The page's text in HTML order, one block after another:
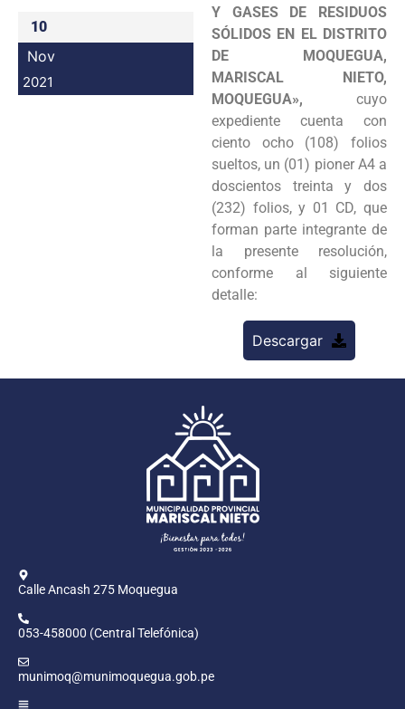
10
Nov
2021
Y GASES DE RESIDUOS
SÓLIDOS EN EL DISTRITO
DE MOQUEGUA,
MARISCAL NIETO,
MOQUEGUA», cuyo
expediente cuenta con
ciento ocho (108) folios
sueltos, un (01) pioner A4 a
doscientos treinta y dos
(232) folios, y 01 CD, que
forman parte integrante de
la presente resolución,
conforme al siguiente
detalle:
Descargar
Calle Ancash 275 Moquegua
053-458000 (Central Telefónica)
munimoq@munimoquegua.gob.pe